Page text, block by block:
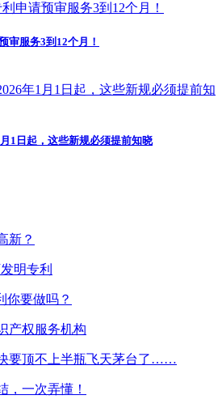
审服务3到12个月！
1日起，这些新规必须提前知晓
新？
明专利
你要做吗？
产权服务机构
要顶不上半瓶飞天茅台了……
，一次弄懂！